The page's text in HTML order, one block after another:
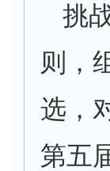
挑
则，
选，
第五